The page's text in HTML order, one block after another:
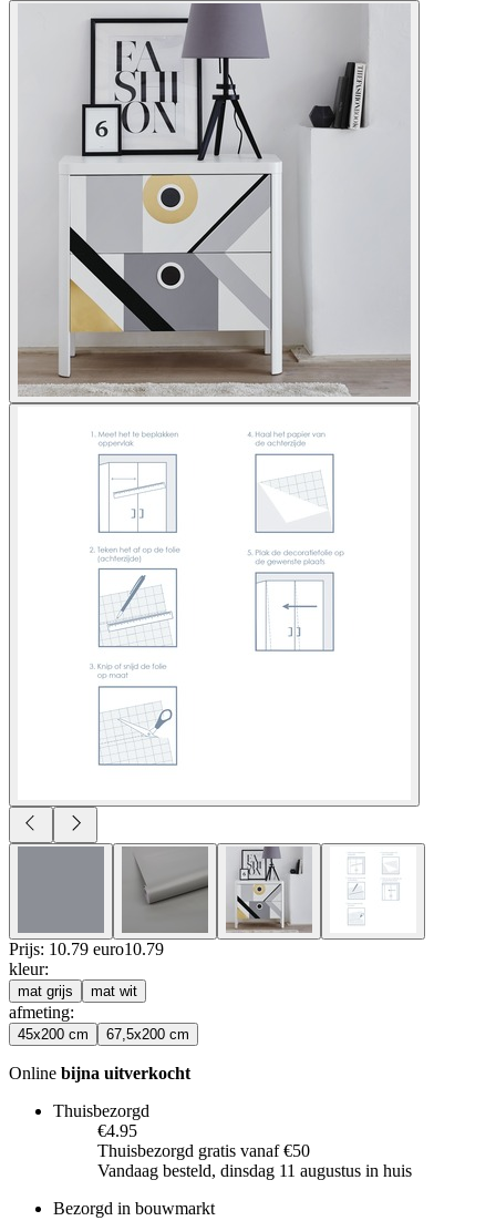
Prijs: 10.79 euro10.79
kleur:
mat grijs mat wit
afmeting:
45x200 cm 67,5x200 cm
Online bijna uitverkocht
Thuisbezorgd
€4.95
Thuisbezorgd gratis vanaf €50
Vandaag besteld, dinsdag 11 augustus in huis
Bezorgd in bouwmarkt